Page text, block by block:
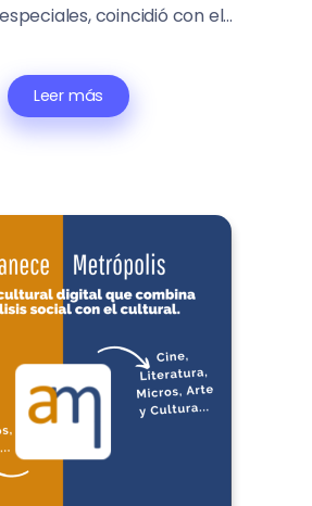
coincidió con el...
Leer más